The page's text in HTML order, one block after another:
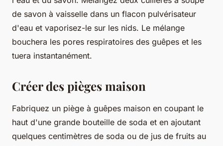
de savon à vaisselle dans un flacon pulvérisateur
d'eau et vaporisez-le sur les nids. Le mélange
bouchera les pores respiratoires des guêpes et les
tuera instantanément.
Créer des pièges maison
Fabriquez un piège à guêpes maison en coupant le
haut d'une grande bouteille de soda et en ajoutant
quelques centimètres de soda ou de jus de fruits au